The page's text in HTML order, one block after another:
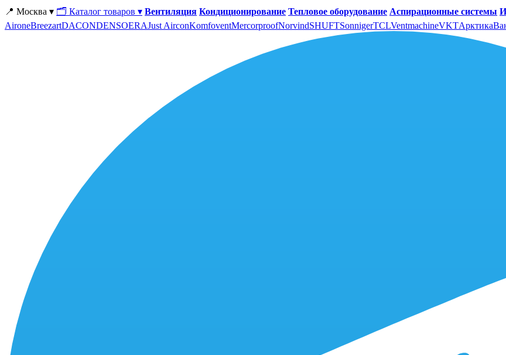
📍 Москва ▾ 🗂 Каталог товаров ▾ Вентиляция Кондиционирование Тепловое оборудование Аспирационные системы
AironeBreezartDACONDENSOERAJust AirconKomfoventMercorproofNorvindSHUFTSonnigerTCLVentmachineVKTАрктика